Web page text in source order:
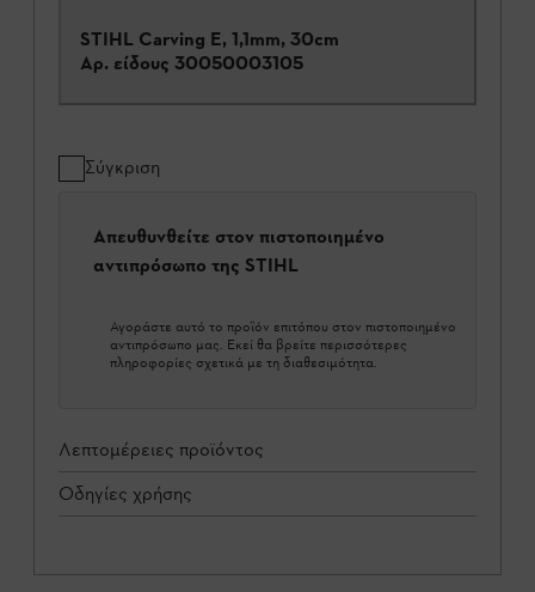
STIHL Carving E, 1,1mm, 30cm
Αρ. είδους 30050003105
Σύγκριση
Απευθυνθείτε στον πιστοποιημένο
αντιπρόσωπο της STIHL
Αγοράστε αυτό το προϊόν επιτόπου στον πιστοποιημένο
αντιπρόσωπο μας. Εκεί θα βρείτε περισσότερες
πληροφορίες σχετικά με τη διαθεσιμότητα.
Λεπτομέρειες προϊόντος
Οδηγίες χρήσης